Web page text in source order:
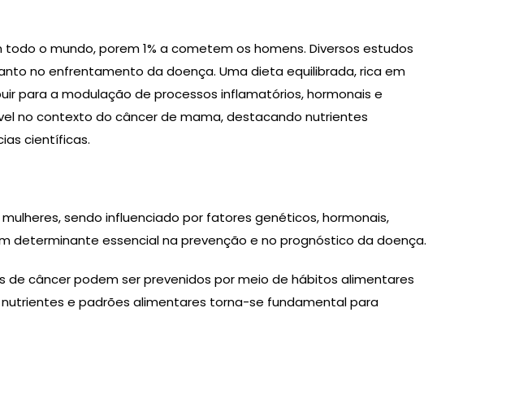
o mundo, porem 1% a cometem os homens. Diversos estudos
no enfrentamento da doença. Uma dieta equilibrada, rica em
para a modulação de processos inflamatórios, hormonais e
no contexto do câncer de mama, destacando nutrientes
científicas.
sendo influenciado por fatores genéticos, hormonais,
essencial na prevenção e no prognóstico da doença.
de câncer podem ser prevenidos por meio de hábitos alimentares
e padrões alimentares torna-se fundamental para